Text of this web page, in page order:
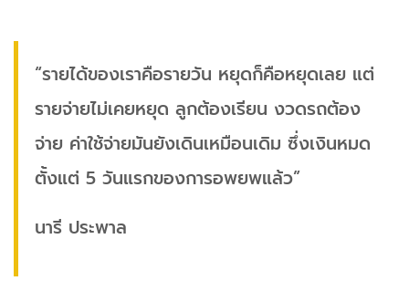
“รายได้ของเราคือรายวัน หยุดก็คือหยุดเลย แต่
รายจ่ายไม่เคยหยุด ลูกต้องเรียน งวดรถต้อง
จ่าย ค่าใช้จ่ายมันยังเดินเหมือนเดิม ซึ่งเงินหมด
ตั้งแต่ 5 วันแรกของการอพยพแล้ว”
นารี ประพาล